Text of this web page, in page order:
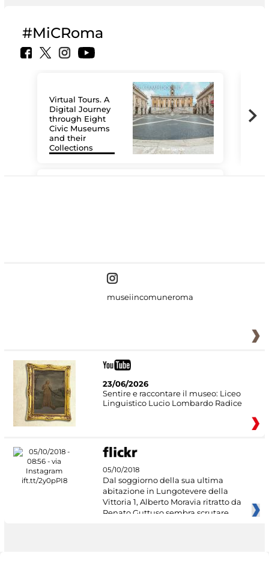
#MiCRoma
Virtual Tours. A
Digital Journey
through Eight
Civic Museums
and their
Collections
museiincomuneroma
23/06/2026
Sentire e raccontare il museo: Liceo
Linguistico Lucio Lombardo Radice
05/10/2018
Dal soggiorno della sua ultima
abitazione in Lungotevere della
Vittoria 1, Alberto Moravia ritratto da
Renato Guttuso sembra scrutare